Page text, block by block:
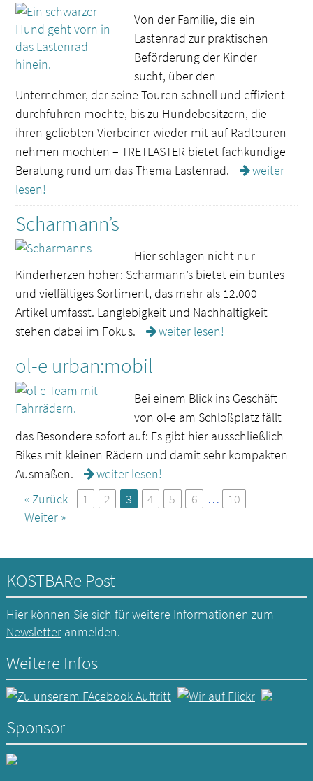
Von der Familie, die ein
Lastenrad zur praktischen
Beförderung der Kinder
sucht, über den
Unternehmer, der seine Touren schnell und effizient
durchführen möchte, bis zu Hundebesitzern, die
ihren geliebten Vierbeiner wieder mit auf Radtouren
nehmen möchten – TRETLASTER bietet fachkundige
Beratung rund um das Thema Lastenrad.
weiter
lesen!
Scharmann’s
Hier schlagen nicht nur
Kinderherzen höher: Scharmann’s bietet ein buntes
und vielfältiges Sortiment, das mehr als 12.000
Artikel umfasst. Langlebigkeit und Nachhaltigkeit
stehen dabei im Fokus.
weiter lesen!
ol-e urban:mobil
Bei einem Blick ins Geschäft
von ol-e am Schloßplatz fällt
das Besondere sofort auf: Es gibt hier ausschließlich
Bikes mit kleinen Rädern und damit sehr kompakten
Ausmaßen.
weiter lesen!
« Zurück
1 2 3 4 5 6 …
10
Weiter »
KOSTBARe Post
Hier können Sie sich für weitere Informationen zum
Newsletteranmelden.
Weitere Infos
Sponsor